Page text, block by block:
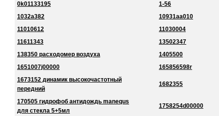
0k01133195
1-56
1032a382
10931aa010
11010612
11030004
11611343
13502347
138350 расходомер воздуха
1405500
1651007j00000
165856598r
1673152 динамик высокочастотный
передний
1682355
170505 гидрофоб антидождь manequs
для стекла 5+5мл
1758254d00000